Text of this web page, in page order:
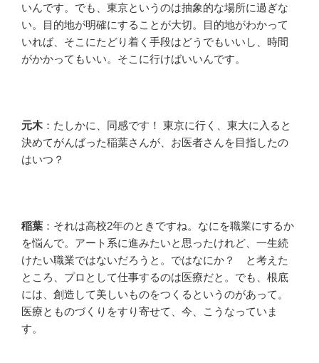
いんです。でも、東京というのは抽象的な場所に過ぎな
い。目的地が明確にすることが大切。目的地がわかって
いれば、そこにたどり着く手段はどうでもいいし、時間
がかかってもいい。そこに行けばいいんです。
元木：たしかに、同感です！ 東京に行く、東大に入ると
決めてがんばった稲葉さんが、お医者さんを目指したの
はいつ？
稲葉 ：それは高校2年のときですね。なにを職業にするか
を悩んで。アート系に進みたいと思ったけれど、一生続
けたい職業ではないだろうと。ではなにか？ と考えた
ところ、プロとして仕事するのは医療だと。でも、根底
には、創造して美しいものをつくるというのがあって。
医療とものづくりをすり寄せて、今、こうなっていま
す。